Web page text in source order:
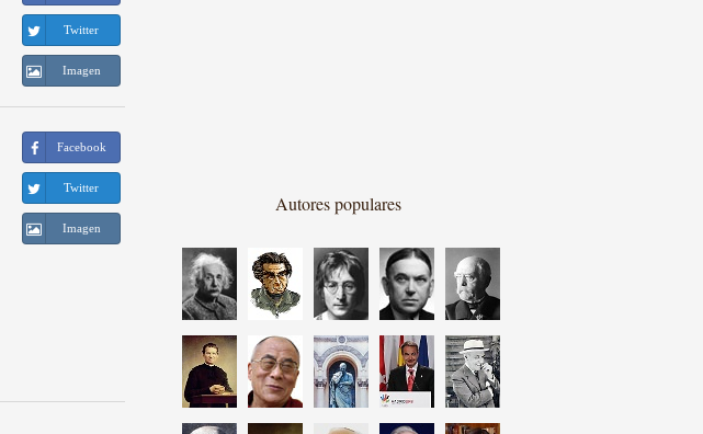
Twitter
Imagen
Facebook
Twitter
Imagen
Autores populares